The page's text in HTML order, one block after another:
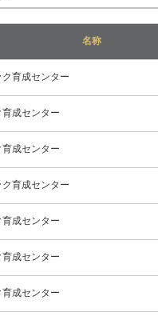
名称
育成センター
成センター
成センター
育成センター
成センター
成センター
成センター